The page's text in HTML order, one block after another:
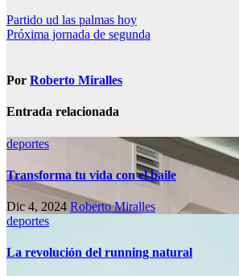
Navegación
de
Partido ud las palmas hoy
Próxima jornada de segunda
Por Roberto Miralles
Entrada relacionada
deportes
Transforma tu vida con el baile
Dic 4, 2024 Roberto Miralles
deportes
La revolución del running natural